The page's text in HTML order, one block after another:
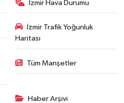
İzmir Hava Durumu
İzmir Trafik Yoğunluk
Haritası
Tüm Manşetler
Haber Arşivi